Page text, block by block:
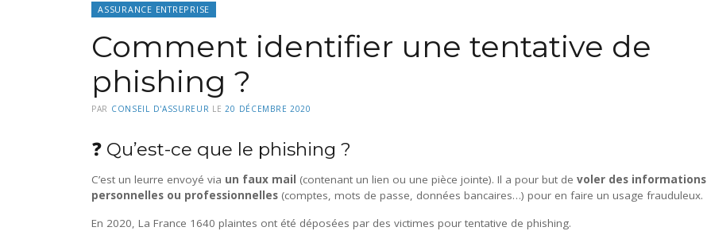
ASSURANCE ENTREPRISE
Comment identifier une tentative de
phishing ?
PAR CONSEIL D'ASSUREUR LE 20 DÉCEMBRE 2020
❓ Qu’est-ce que le phishing ?
C’est un leurre envoyé via un faux mail (contenant un lien ou une pièce jointe). Il a pour but de voler des informations
personnelles ou professionnelles (comptes, mots de passe, données bancaires…) pour en faire un usage frauduleux.
En 2020, La France 1640 plaintes ont été déposées par des victimes pour tentative de phishing.